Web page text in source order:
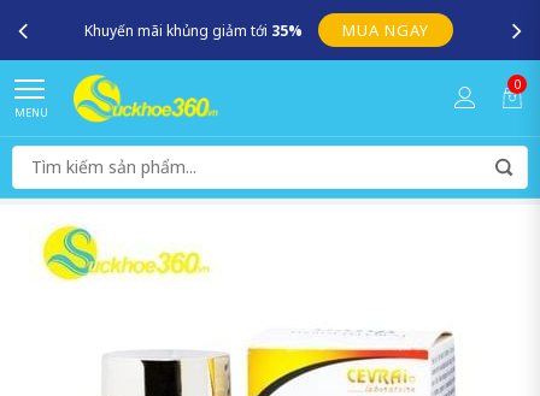
Khuyến mãi khủng giảm tới 35% MUA NGAY
MENU
0